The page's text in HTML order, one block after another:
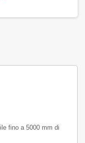
fino a 5000 mm di